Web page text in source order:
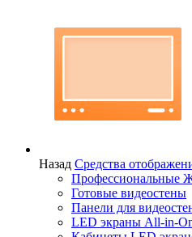
Назад Средства
Профессиональные
Готовые видеостены
Панели для
LED экраны All-in-